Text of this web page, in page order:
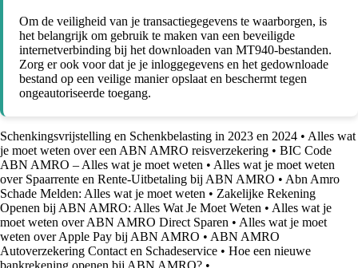
Om de veiligheid van je transactiegegevens te waarborgen, is
het belangrijk om gebruik te maken van een beveiligde
internetverbinding bij het downloaden van MT940-bestanden.
Zorg er ook voor dat je je inloggegevens en het gedownloade
bestand op een veilige manier opslaat en beschermt tegen
ongeautoriseerde toegang.
Schenkingsvrijstelling en Schenkbelasting in 2023 en 2024 • Alles wat
je moet weten over een ABN AMRO reisverzekering • BIC Code
ABN AMRO – Alles wat je moet weten • Alles wat je moet weten
over Spaarrente en Rente-Uitbetaling bij ABN AMRO • Abn Amro
Schade Melden: Alles wat je moet weten • Zakelijke Rekening
Openen bij ABN AMRO: Alles Wat Je Moet Weten • Alles wat je
moet weten over ABN AMRO Direct Sparen • Alles wat je moet
weten over Apple Pay bij ABN AMRO • ABN AMRO
Autoverzekering Contact en Schadeservice • Hoe een nieuwe
bankrekening openen bij ABN AMRO? •